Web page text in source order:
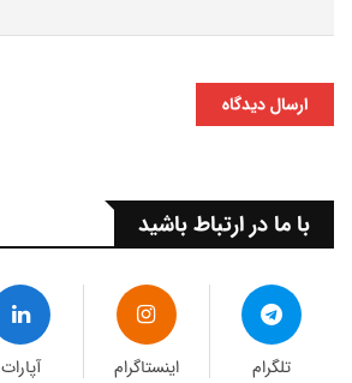
ارسال دیدگاه
با ما در ارتباط باشید
تلگرام اینستاگرام آپارات